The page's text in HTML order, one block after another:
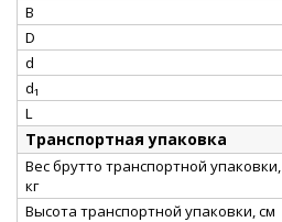
B
D
d
d₁
L
Транспортная упаковка
Вес брутто транспортной упаковки,
кг
Высота транспортной упаковки, см